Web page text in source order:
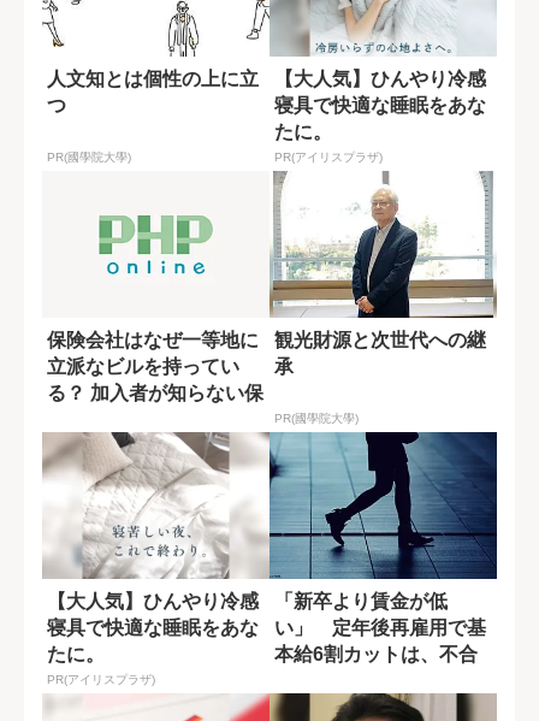
人文知とは個性の上に立
つ
PR(國學院大學)
【大人気】ひんやり冷感
寝具で快適な睡眠をあな
たに。
PR(アイリスプラザ)
保険会社はなぜ一等地に
立派なビルを持ってい
る？ 加入者が知らない保
観光財源と次世代への継
承
PR(國學院大學)
【大人気】ひんやり冷感
寝具で快適な睡眠をあな
たに。
PR(アイリスプラザ)
「新卒より賃金が低
い」 定年後再雇用で基
本給6割カットは、不合